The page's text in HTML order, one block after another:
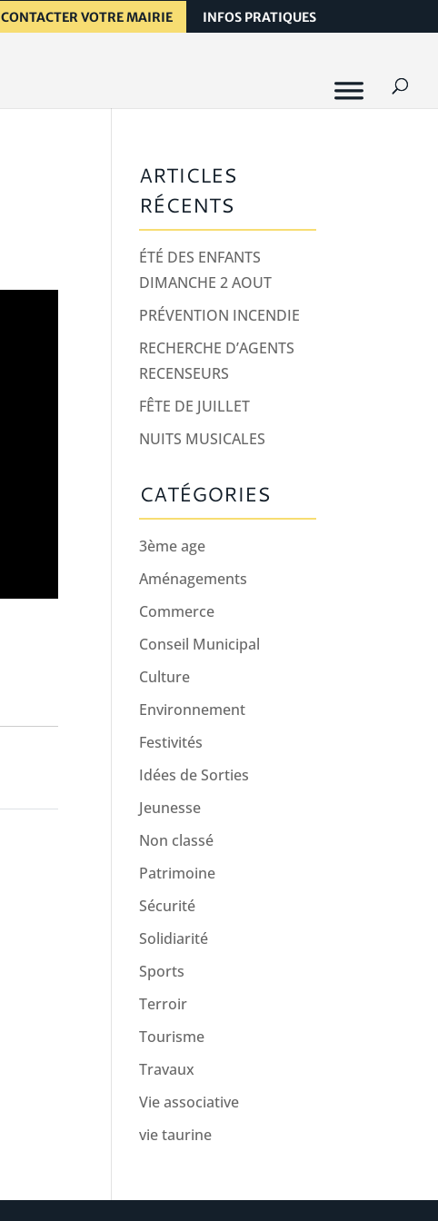
CONTACTER VOTRE MAIRIE INFOS PRATIQUES
ARTICLES
RÉCENTS
ÉTÉ DES ENFANTS
DIMANCHE 2 AOUT
PRÉVENTION INCENDIE
RECHERCHE D’AGENTS
RECENSEURS
FÊTE DE JUILLET
NUITS MUSICALES
CATÉGORIES
3ème age
Aménagements
Commerce
Conseil Municipal
Culture
Environnement
Festivités
Idées de Sorties
Jeunesse
Non classé
Patrimoine
Sécurité
Solidiarité
Sports
Terroir
Tourisme
Travaux
Vie associative
vie taurine